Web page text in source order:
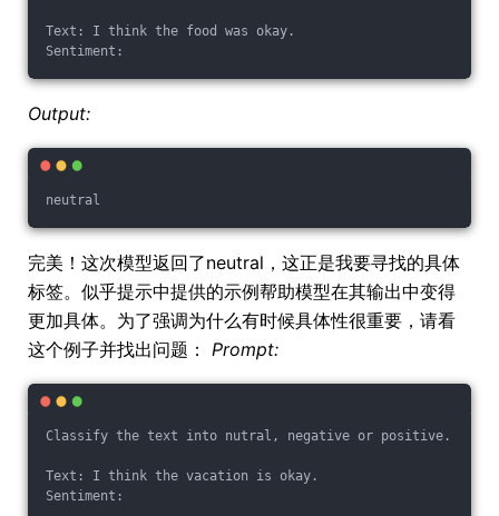
Text: I think the food was okay.
Sentiment:
Output:
neutral
完美！这次模型返回了neutral，这正是我要寻找的具体
标签。似乎提示中提供的示例帮助模型在其输出中变得
更加具体。为了强调为什么有时候具体性很重要，请看
这个例子并找出问题： Prompt:
Classify the text into nutral, negative or positive.
Text: I think the vacation is okay.
Sentiment: